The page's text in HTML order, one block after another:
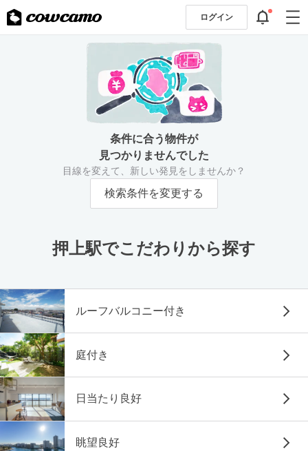
ログイン
条件に合う物件が
見つかりませんでした
目線を変えて、新しい発見をしませんか？
検索条件を変更する
押上駅でこだわりから探す
ルーフバルコニー付き
庭付き
日当たり良好
眺望良好